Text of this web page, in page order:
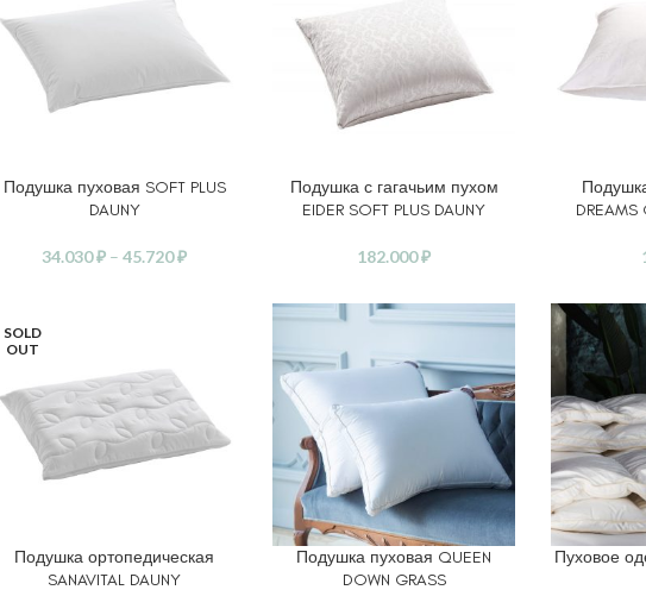
ВЫБЕРИТЕ ПАРАМЕТРЫ
Подушка пуховая SOFT PLUS
DAUNY
34.030₽ – 45.720₽
ВЫБЕРИТЕ ПАРАМЕТРЫ
Подушка с гагачьим пухом
EIDER SOFT PLUS DAUNY
182.000₽
ЧИТАТЬ
DREAMS
SOLD
OUT
ЧИТАТЬ ДАЛЕЕ
Подушка ортопедическая
SANAVITAL DAUNY
ВЫБЕРИТЕ ПАРАМЕТРЫ
Подушка пуховая QUEEN
DOWN GRASS
ВЫБЕРИТЕ
Пуховое